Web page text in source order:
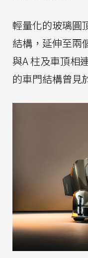
輕量化的玻璃圓
結構，延伸至兩
與A 柱及車頂相
的車門結構曾見